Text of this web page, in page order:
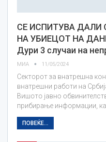
СЕ ИСПИТУВА ДАЛИ
НА УБИЕЦОТ НА
Дури 3 случаи на
МИА 11/05/2024
Секторот за внатрешна
внатрешни работи на
Вишото јавно
прибирање информации,
ПОВЕЌЕ...